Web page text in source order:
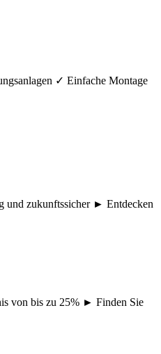
✓ Einfache Montage
und zukunftssicher ► Entdecken
von bis zu 25% ► Finden Sie